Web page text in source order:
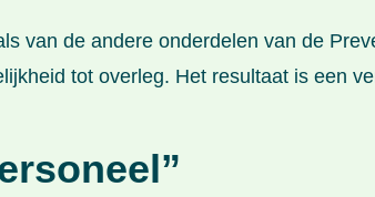
van de andere onderdelen van de
tot overleg. Het resultaat is een